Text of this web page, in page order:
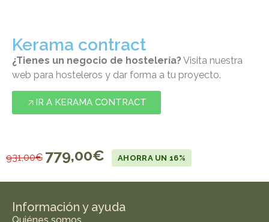
Kerama contract
¿Tienes un negocio de hostelería? Visita nuestra
web para hosteleros y dar forma a tu proyecto.
IR A KERAMA CONTRACT
931,00€ 779,00€ AHORRA UN 16%
Información y ayuda